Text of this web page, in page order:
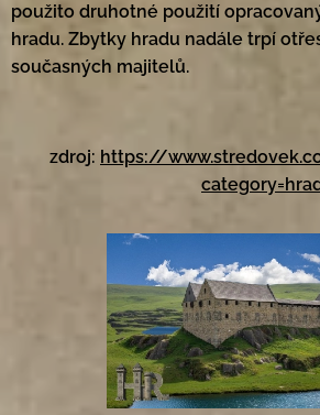
použito druhotné použití
hradu. Zbytky hradu nadále trpí
současných majitelů.
zdroj: https://